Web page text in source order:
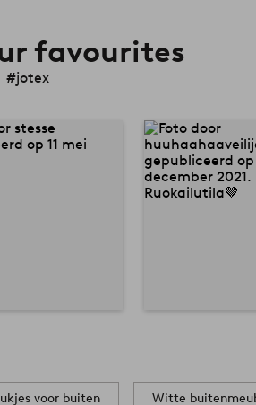
favourites
#jotex
voor buiten Witte